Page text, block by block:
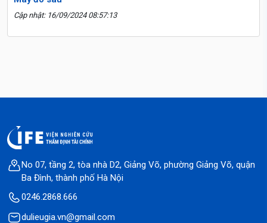
Cập nhật: 16/09/2024 08:57:13
No 07, tầng 2, tòa nhà D2, Giảng Võ, phường Giảng Võ, quận
Ba Đình, thành phố Hà Nội
0246.2868.666
dulieugia.vn@gmail.com